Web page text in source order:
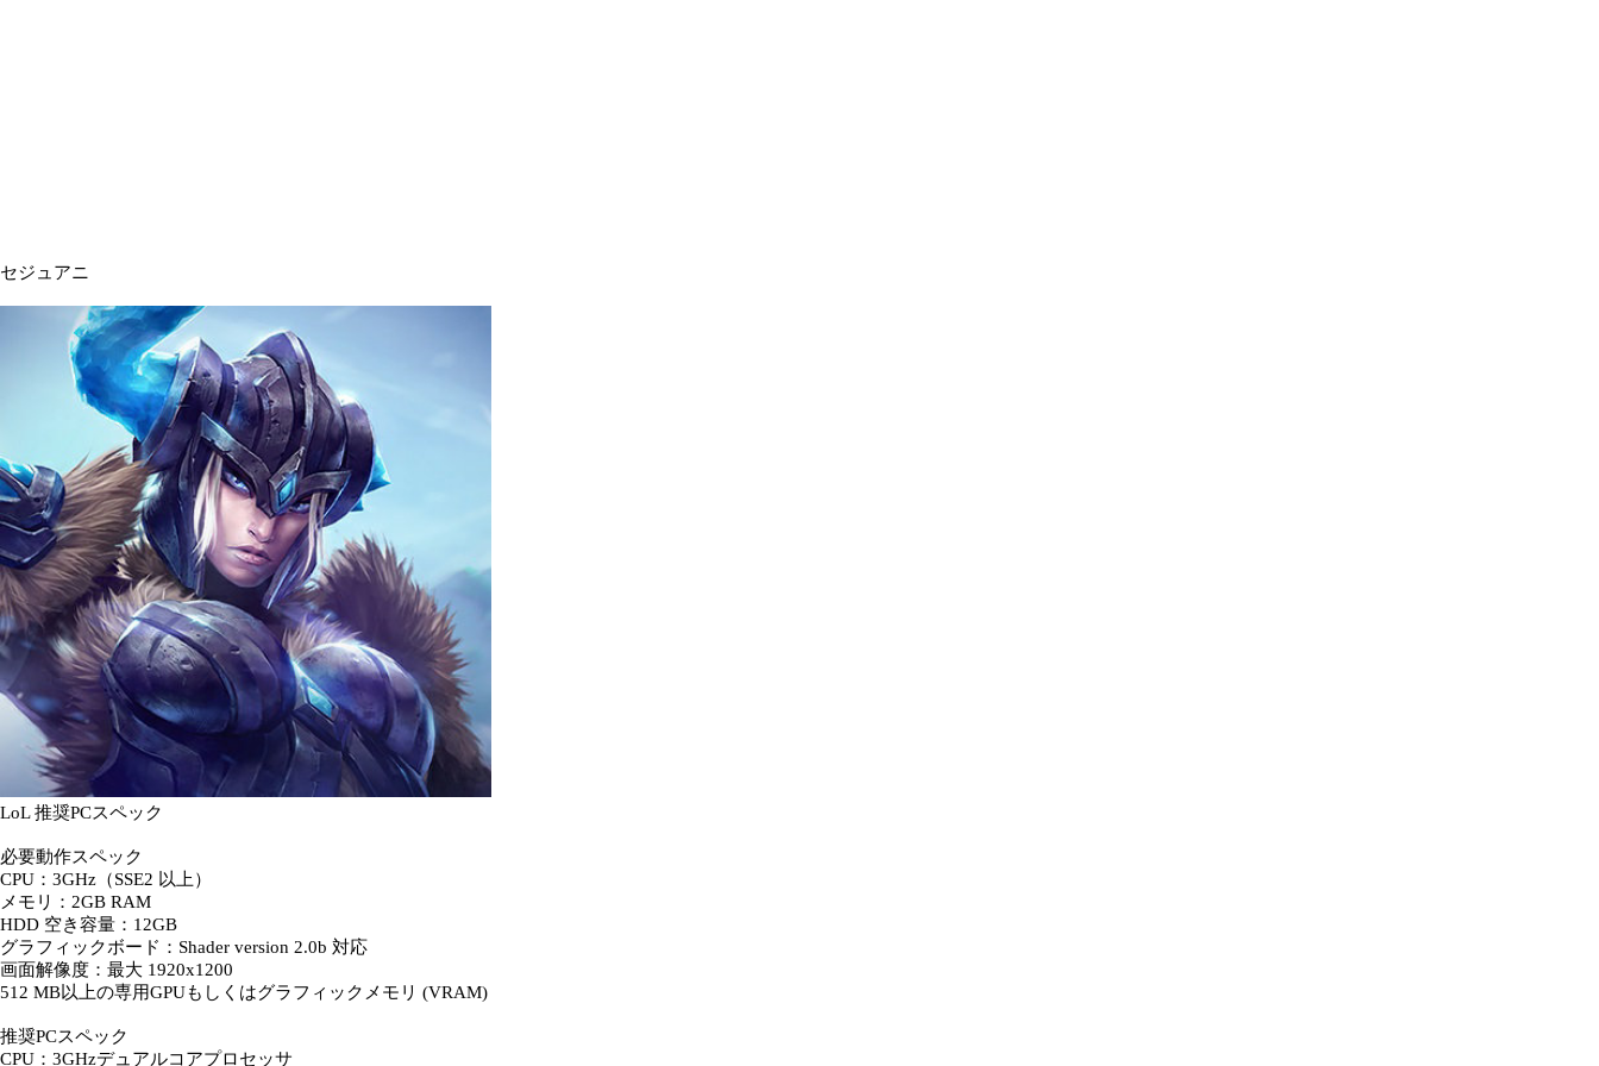
セジュアニ
LoL 推奨PCスペック
必要動作スペック
CPU：3GHz（SSE2 以上）
メモリ：2GB RAM
HDD 空き容量：12GB
グラフィックボード：Shader version 2.0b 対応
画面解像度：最大 1920x1200
512 MB以上の専用GPUもしくはグラフィックメモリ (VRAM)
推奨PCスペック
CPU：3GHzデュアルコアプロセッサ